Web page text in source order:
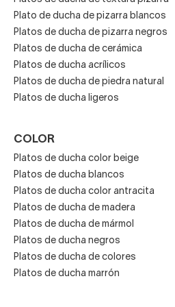
acabados que emulan la piedra,
cuero. ¡Y a todo color!
Otra firma con platos muy
combina una colección de platos
baratos de resina y textura lisa o
novedosa como es la Stone 3D.
mayor gama (y cubierta gel
el mármol negro, la madera
espectacular. ¡Te encantarán!
Platos de ducha
económicos
Aunque los platos de diseño
elevado, en nuestra tienda online
Plato de ducha de pizarra blancos
Platos de ducha de pizarra negros
Platos de ducha de cerámica
Platos de ducha acrílicos
Platos de ducha de piedra natural
Platos de ducha ligeros
COLOR
Platos de ducha color beige
Platos de ducha blancos
Platos de ducha color antracita
Platos de ducha de madera
Platos de ducha de mármol
Platos de ducha negros
Platos de ducha de colores
Platos de ducha marrón